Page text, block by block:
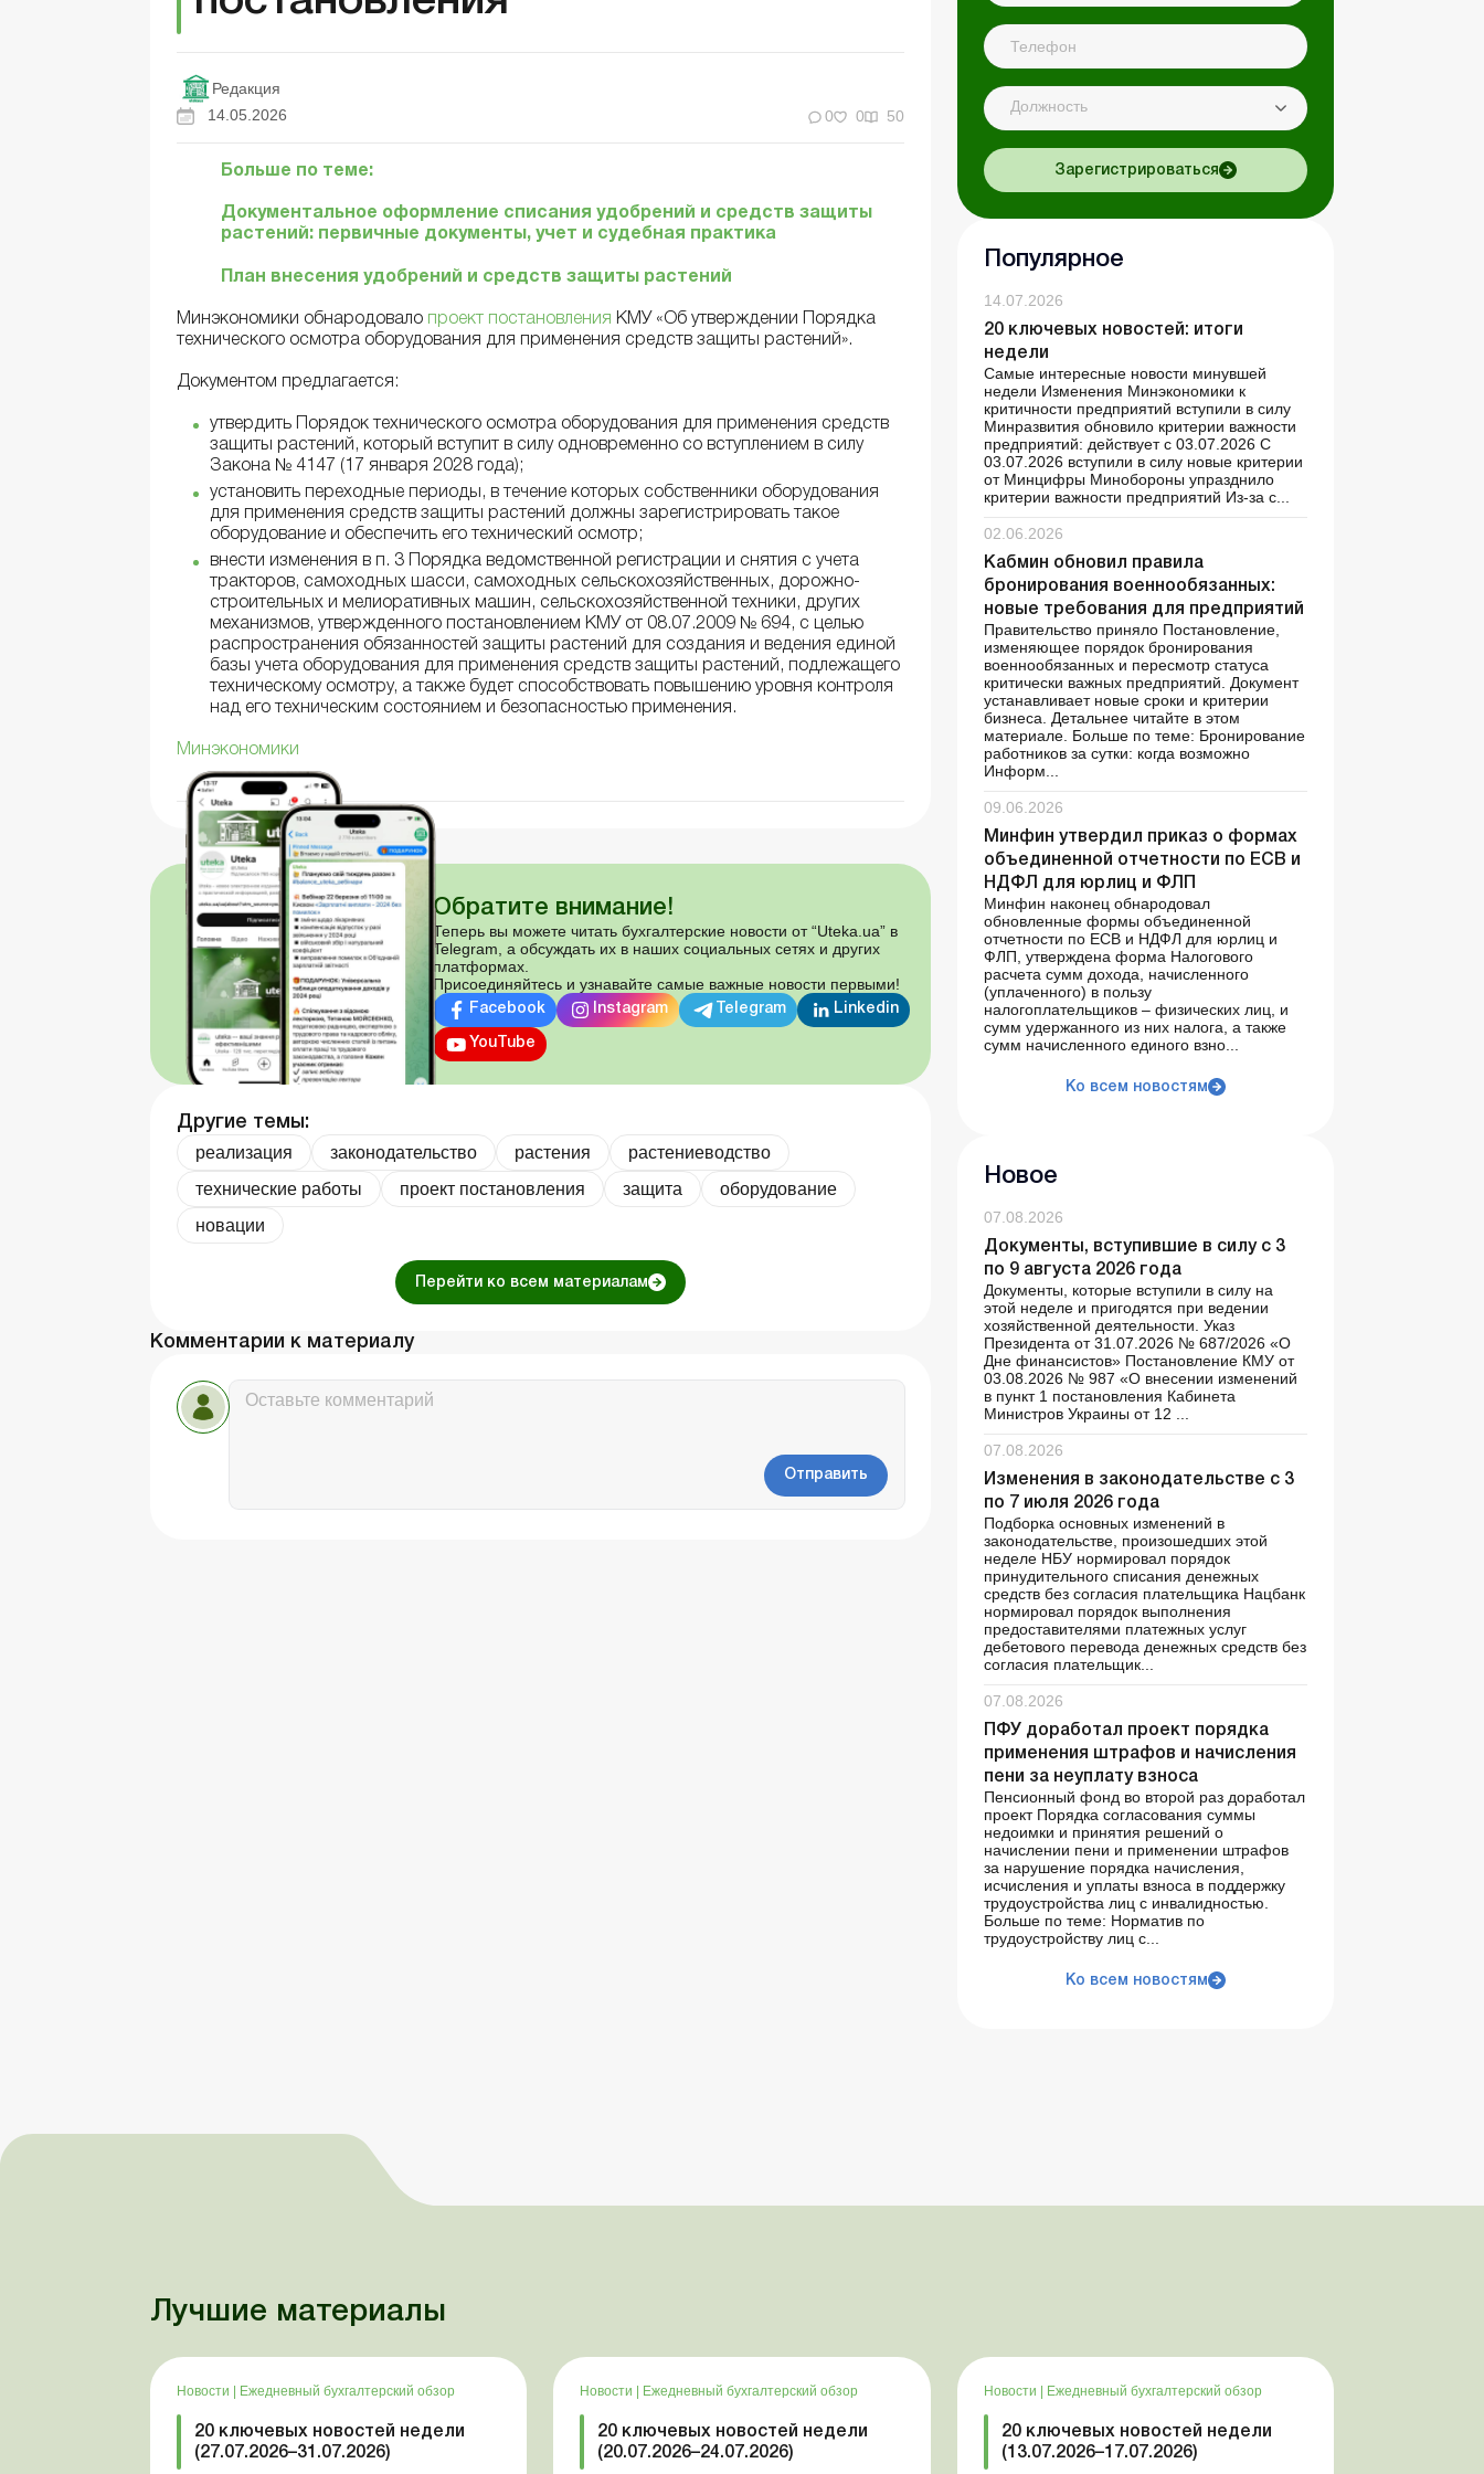
Редакция
14.05.2026
0 0 50
Больше по теме:
Документальное оформление списания удобрений и средств защиты
растений: первичные документы, учет и судебная практика
План внесения удобрений и средств защиты растений
Минэкономики обнародовало проект постановления КМУ «Об утверждении Порядка
технического осмотра оборудования для применения средств защиты растений».
Документом предлагается:
утвердить Порядок технического осмотра оборудования для применения средств
защиты растений, который вступит в силу одновременно со вступлением в силу
Закона № 4147 (17 января 2028 года);
установить переходные периоды, в течение которых собственники оборудования
для применения средств защиты растений должны зарегистрировать такое
оборудование и обеспечить его технический осмотр;
внести изменения в п. 3 Порядка ведомственной регистрации и снятия с учета
тракторов, самоходных шасси, самоходных сельскохозяйственных, дорожно-
строительных и мелиоративных машин, сельскохозяйственной техники, других
механизмов, утвержденного постановлением КМУ от 08.07.2009 № 694, с целью
распространения обязанностей защиты растений для создания и ведения единой
базы учета оборудования для применения средств защиты растений, подлежащего
техническому осмотру, а также будет способствовать повышению уровня контроля
над его техническим состоянием и безопасностью применения.
Минэкономики
Обратите внимание!
Теперь вы можете читать бухгалтерские новости от “Uteka.ua” в
Telegram, а обсуждать их в наших социальных сетях и других
платформах.
Присоединяйтесь и узнавайте самые важные новости первыми!
Facebook Instagram Telegram Linkedin
YouTube
Другие темы:
реализация законодательство растения
растениеводство
технические работы
проект постановления защита
оборудование
новации
Перейти ко всем материалам
Комментарии к материалу
Отправить
Должность
Зарегистрироваться
Популярное
14.07.2026
20 ключевых новостей: итоги
недели
Самые интересные новости минувшей
недели Изменения Минэкономики к
критичности предприятий вступили в силу
Минразвития обновило критерии важности
предприятий: действует с 03.07.2026 С
03.07.2026 вступили в силу новые критерии
от Минцифры Минобороны упразднило
критерии важности предприятий Из-за с...
02.06.2026
Кабмин обновил правила
бронирования военнообязанных:
новые требования для предприятий
Правительство приняло Постановление,
изменяющее порядок бронирования
военнообязанных и пересмотр статуса
критически важных предприятий. Документ
устанавливает новые сроки и критерии
бизнеса. Детальнее читайте в этом
материале. Больше по теме: Бронирование
работников за сутки: когда возможно
Информ...
09.06.2026
Минфин утвердил приказ о формах
объединенной отчетности по ЕСВ и
НДФЛ для юрлиц и ФЛП
Минфин наконец обнародовал
обновленные формы объединенной
отчетности по ЕСВ и НДФЛ для юрлиц и
ФЛП, утверждена форма Налогового
расчета сумм дохода, начисленного
(уплаченного) в пользу
налогоплательщиков – физических лиц, и
сумм удержанного из них налога, а также
сумм начисленного единого взно...
Ко всем новостям
Новое
07.08.2026
Документы, вступившие в силу с 3
по 9 августа 2026 года
Документы, которые вступили в силу на
этой неделе и пригодятся при ведении
хозяйственной деятельности. Указ
Президента от 31.07.2026 № 687/2026 «О
Дне финансистов» Постановление КМУ от
03.08.2026 № 987 «О внесении изменений
в пункт 1 постановления Кабинета
Министров Украины от 12 ...
07.08.2026
Изменения в законодательстве с 3
по 7 июля 2026 года
Подборка основных изменений в
законодательстве, произошедших этой
неделе НБУ нормировал порядок
принудительного списания денежных
средств без согласия плательщика Нацбанк
нормировал порядок выполнения
предоставителями платежных услуг
дебетового перевода денежных средств без
согласия плательщик...
07.08.2026
ПФУ доработал проект порядка
применения штрафов и начисления
пени за неуплату взноса
Пенсионный фонд во второй раз доработал
проект Порядка согласования суммы
недоимки и принятия решений о
начислении пени и применении штрафов
за нарушение порядка начисления,
исчисления и уплаты взноса в поддержку
трудоустройства лиц с инвалидностью.
Больше по теме: Норматив по
трудоустройству лиц с...
Ко всем новостям
Лучшие материалы
Новости Ежедневный бухгалтерский обзор
20 ключевых новостей недели
(27.07.2026–31.07.2026)
Новости Ежедневный бухгалтерский обзор
20 ключевых новостей недели
(20.07.2026–24.07.2026)
Новости Ежедневный бухгалтерский обзор
20 ключевых новостей недели
(13.07.2026–17.07.2026)